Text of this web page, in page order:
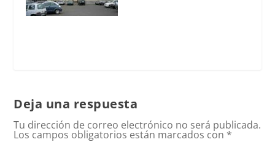
Deja una respuesta
Tu dirección de correo electrónico no será publicada.
Los campos obligatorios están marcados con *